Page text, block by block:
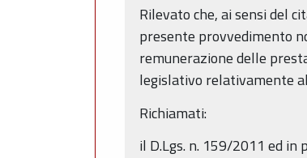
Rilevato che, ai sensi del
presente provvedimento
remunerazione delle
legislativo relativamente
Richiamati:
il D.Lgs. n. 159/2011 ed in